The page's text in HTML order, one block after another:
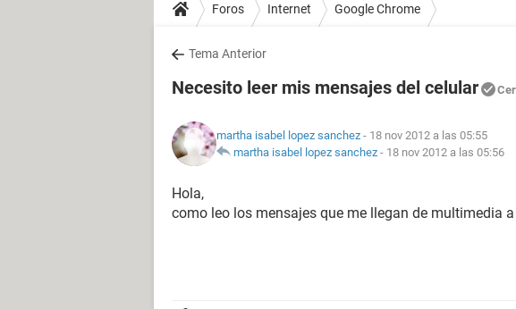
Foros Internet Google Chrome
Tema Anterior
Necesito leer mis mensajes del celular
martha isabel lopez sanchez - 18 nov 2012 a las 05:55
martha isabel lopez sanchez - 18 nov 2012 a las 05:56
Hola,
como leo los mensajes que me llegan de multimedia